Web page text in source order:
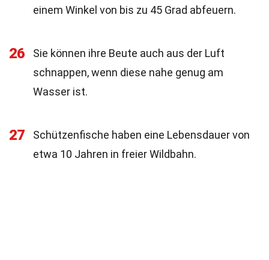
einem Winkel von bis zu 45 Grad abfeuern.
26
Sie können ihre Beute auch aus der Luft
schnappen, wenn diese nahe genug am
Wasser ist.
27
Schützenfische haben eine Lebensdauer von
etwa 10 Jahren in freier Wildbahn.